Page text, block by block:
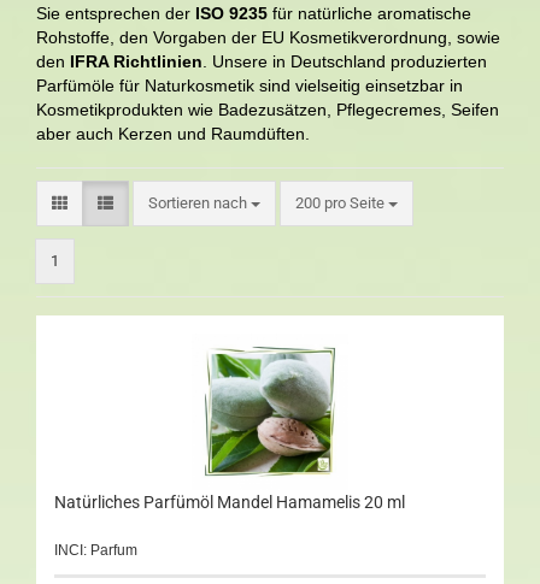
Sie entsprechen der ISO 9235 für natürliche aromatische
Rohstoffe, den Vorgaben der EU Kosmetikverordnung, sowie
den IFRA Richtlinien . Unsere in Deutschland produzierten
Parfümöle für Naturkosmetik sind vielseitig einsetzbar in
Kosmetikprodukten wie Badezusätzen, Pflegecremes, Seifen
aber auch Kerzen und Raumdüften.
Sortieren nach 200 pro Seite
1
Natürliches Parfümöl Mandel Hamamelis 20 ml
INCI: Parfum